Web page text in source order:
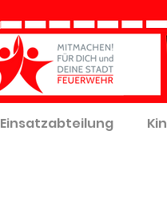
Einsatzabteilung